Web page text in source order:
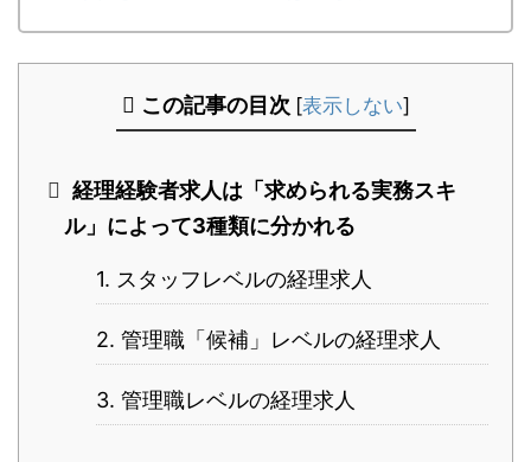
この記事の目次 [表示しない]
経理経験者求人は「求められる実務スキ
ル」によって3種類に分かれる
1. スタッフレベルの経理求人
2. 管理職「候補」レベルの経理求人
3. 管理職レベルの経理求人